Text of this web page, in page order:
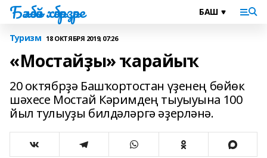
Бәләбәй хәбәрҙәре
Туризм 18 ОКТЯБРЯ 2019, 07:26
«Мостайҙы» ҡарайыҡ
20 октябрҙә Башҡортостан үҙенең бөйөк
шәхесе Мостай Кәримдең тыуыуына 100
йыл тулыуҙы билдәләргә әҙерләнә.